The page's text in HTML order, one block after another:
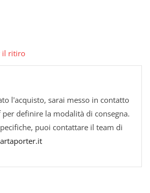
il ritiro
l'acquisto, sarai messo in contatto
definire la modalità di consegna.
puoi contattare il team di